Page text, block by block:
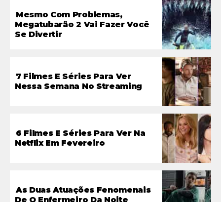
Mesmo Com Problemas,
Megatubarão 2 Vai Fazer Você
Se Divertir
7 Filmes E Séries Para Ver
Nessa Semana No Streaming
6 Filmes E Séries Para Ver Na
Netflix Em Fevereiro
As Duas Atuações Fenomenais
De O Enfermeiro Da Noite